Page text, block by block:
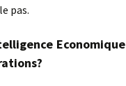
pas.
Economique